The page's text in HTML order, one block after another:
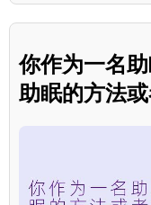
你作为一名
助眠的方法